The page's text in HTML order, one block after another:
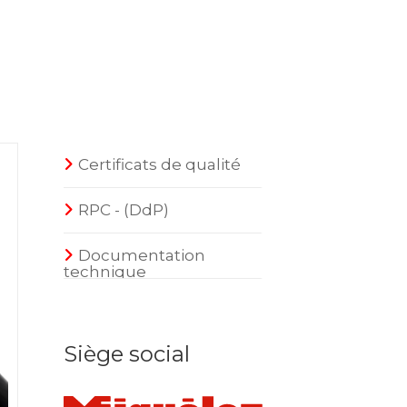
Certificats de qualité
RPC - (DdP)
Documentation
technique
Siège social